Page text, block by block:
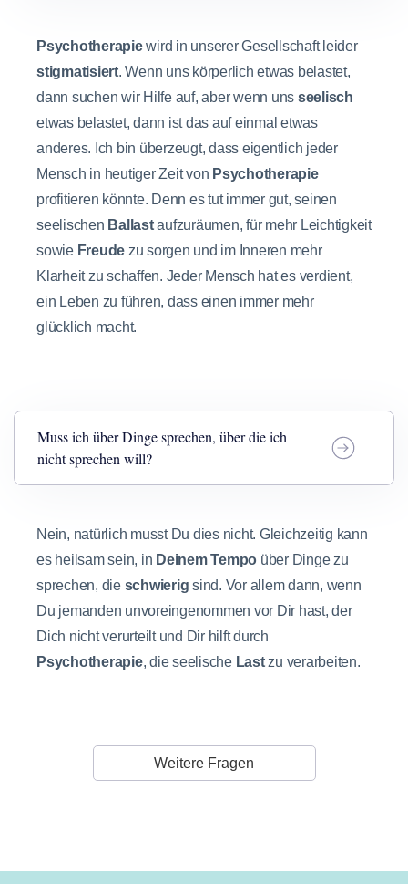
Psychotherapiewird in unserer Gesellschaft leider
stigmatisiert. Wenn uns körperlich etwas belastet,
dann suchen wir Hilfe auf, aber wenn uns seelisch
etwas belastet, dann ist das auf einmal etwas
anderes. Ich bin überzeugt, dass eigentlich jeder
Mensch in heutiger Zeit von Psychotherapie
profitieren könnte. Denn es tut immer gut, seinen
seelischen Ballastaufzuräumen, für mehr Leichtigkeit
sowie Freude zu sorgen und im Inneren mehr
Klarheit zu schaffen. Jeder Mensch hat es verdient,
ein Leben zu führen, dass einen immer mehr
glücklich macht.
Muss ich über Dinge sprechen, über die ich
nicht sprechen will?
Nein, natürlich musst Du dies nicht. Gleichzeitig kann
es heilsam sein, in Deinem Tempo über Dinge zu
sprechen, die schwierig sind. Vor allem dann, wenn
Du jemanden unvoreingenommen vor Dir hast, der
Dich nicht verurteilt und Dir hilft durch
Psychotherapie, die seelische Lastzu verarbeiten.
Weitere Fragen